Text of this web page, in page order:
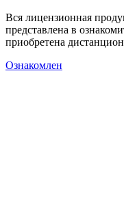
Вся лицензионная
представлена в
приобретена
Ознакомлен